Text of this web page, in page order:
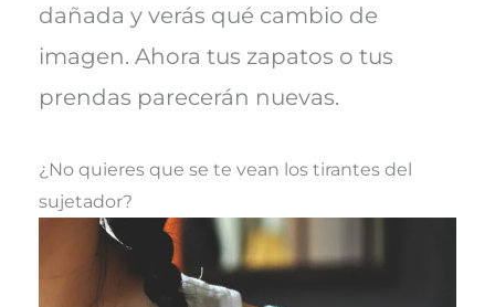
dañada y verás qué cambio de
imagen. Ahora tus zapatos o tus
prendas parecerán nuevas.
¿No quieres que se te vean los tirantes del
sujetador?